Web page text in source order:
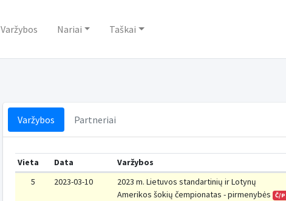
Varžybos Nariai Taškai
Varžybos Partneriai
Vieta Data Varžybos
5
2023-03-10
2023 m. Lietuvos standartinių ir Lotynų
Amerikos šokių čempionatas - pirmenybės Č/P